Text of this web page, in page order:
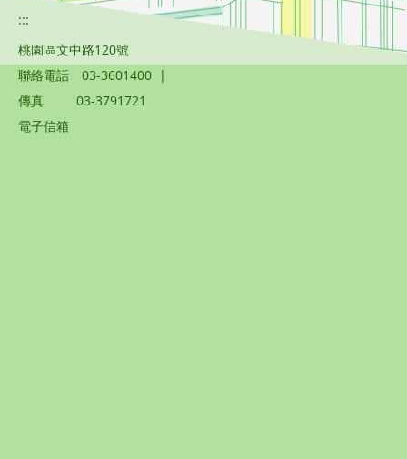
:::
桃園區文中路120號
聯絡電話
03-3601400 |
傳真
03-3791721
電子信箱